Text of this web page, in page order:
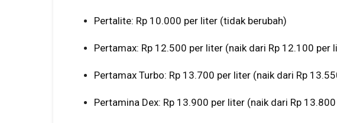
Pertalite: Rp 10.000 per liter (tidak berubah)
Pertamax: Rp 12.500 per liter (naik dari Rp 12.100 per
Pertamax Turbo: Rp 13.700 per liter (naik dari Rp
Pertamina Dex: Rp 13.900 per liter (naik dari Rp